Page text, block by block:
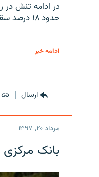
در ادامه تنش در
حدود ۱۸ درصد سقوط کرد.
ادامه خبر
ارسال
مرداد ۲۰, ۱۳۹۷
بانک مرکزی ایران گم